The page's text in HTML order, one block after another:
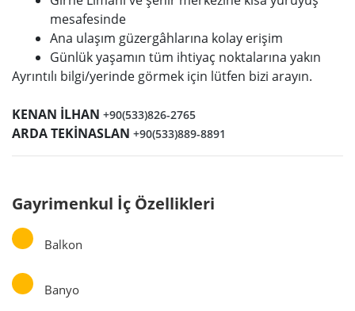
mesafesinde
Ana ulaşım güzergâhlarına kolay erişim
Günlük yaşamın tüm ihtiyaç noktalarına yakın
Ayrıntılı bilgi/yerinde görmek için lütfen bizi arayın.
KENAN İLHAN +90(533)826-2765
ARDA TEKİNASLAN +90(533)889-8891
Gayrimenkul İç Özellikleri
Balkon
Banyo